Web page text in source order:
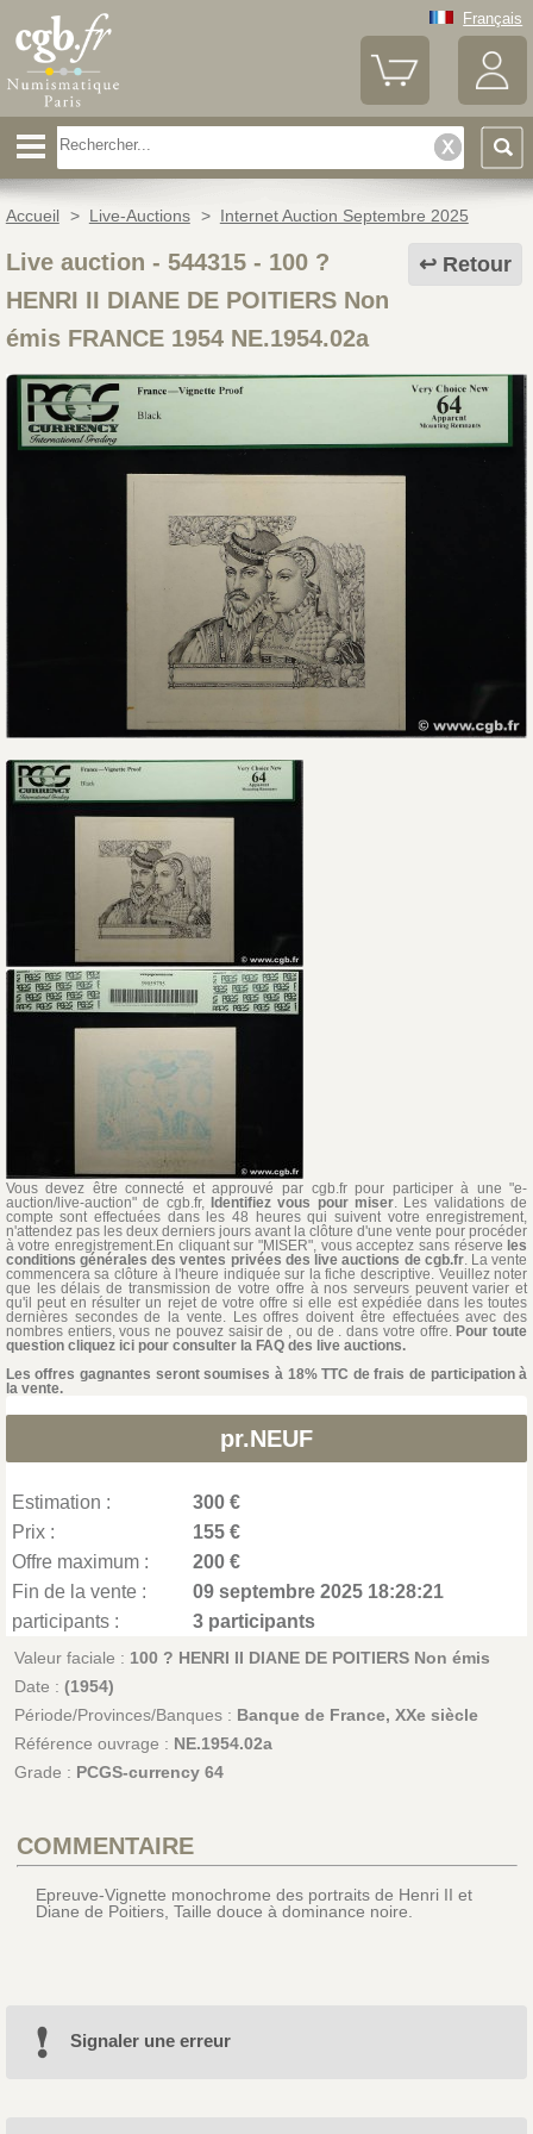
Français
Accueil > Live-Auctions > Internet Auction Septembre 2025
Retour
Live auction - 544315- 100 ?
HENRI II DIANE DE POITIERS Non
émis FRANCE 1954 NE.1954.02a
Vous devez être connecté et approuvé par cgb.fr pour participer à une "e-
auction/live-auction" de cgb.fr, Identifiez vous pour miser. Les validations de
compte sont effectuées dans les 48 heures qui suivent votre enregistrement,
n'attendez pas les deux derniers jours avant la clôture d'une vente pour procéder
à votre enregistrement.En cliquant sur "MISER", vous acceptez sans réserve les
conditions générales des ventes privées des live auctions de cgb.fr. La vente
commencera sa clôture à l'heure indiquée sur la fiche descriptive. Veuillez noter
que les délais de transmission de votre offre à nos serveurs peuvent varier et
qu'il peut en résulter un rejet de votre offre si elle est expédiée dans les toutes
dernières secondes de la vente. Les offres doivent être effectuées avec des
nombres entiers, vous ne pouvez saisir de , ou de . dans votre offre. Pour toute
question cliquez ici pour consulter la FAQ des live auctions.
Les offres gagnantes seront soumises à 18% TTC de frais de participation à
la vente.
pr.NEUF
Estimation :
300 €
Prix :
155 €
Offre maximum :
200 €
Fin de la vente :
09 septembre 2025 18:28:21
participants :
3 participants
Valeur faciale : 100 ? HENRI II DIANE DE POITIERS Non émis
Date : (1954)
Période/Provinces/Banques : Banque de France, XXe siècle
Référence ouvrage : NE.1954.02a
Grade : PCGS-currency 64
COMMENTAIRE
Epreuve-Vignette monochrome des portraits de Henri II et
Diane de Poitiers, Taille douce à dominance noire.
Signaler une erreur